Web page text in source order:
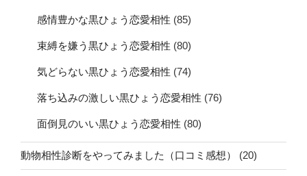
感情豊かな黒ひょう恋愛相性 (85)
束縛を嫌う黒ひょう恋愛相性 (80)
気どらない黒ひょう恋愛相性 (74)
落ち込みの激しい黒ひょう恋愛相性 (76)
面倒見のいい黒ひょう恋愛相性 (80)
動物相性診断をやってみました（口コミ感想） (20)